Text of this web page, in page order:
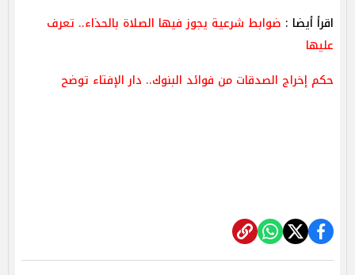
اقرأ أيضا : ضوابط شرعية يجوز فيها الصلاة بالحذاء.. تعرف
عليها
حكم إخراج الصدقات من فوائد البنوك.. دار الإفتاء توضح